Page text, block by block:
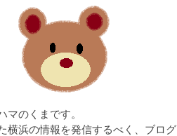
マのくまです。
横浜の情報を発信するべく、ブログ